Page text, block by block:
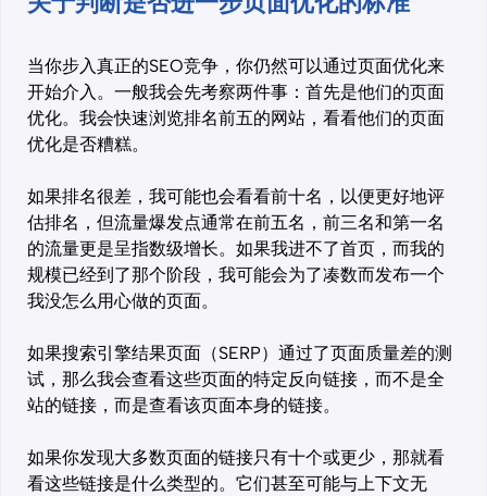
当你步入真正的SEO竞争，你仍然可以通过页面优化来
开始介入。一般我会先考察两件事：首先是他们的页面
优化。我会快速浏览排名前五的网站，看看他们的页面
优化是否糟糕。
如果排名很差，我可能也会看看前十名，以便更好地评
估排名，但流量爆发点通常在前五名，前三名和第一名
的流量更是呈指数级增长。如果我进不了首页，而我的
规模已经到了那个阶段，我可能会为了凑数而发布一个
我没怎么用心做的页面。
如果搜索引擎结果页面（SERP）通过了页面质量差的测
试，那么我会查看这些页面的特定反向链接，而不是全
站的链接，而是查看该页面本身的链接。
如果你发现大多数页面的链接只有十个或更少，那就看
看这些链接是什么类型的。它们甚至可能与上下文无